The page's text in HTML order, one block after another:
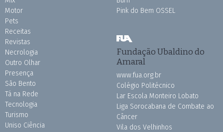
Motor
Pets
Receitas
Revistas
Necrologia
Outro Olhar
Presença
São Bento
Tá na Rede
Tecnologia
Turismo
Uniso Ciência
Pink do Bem OSSEL
Fundação Ubaldino do
Amaral
www.fua.org.br
Colégio Politécnico
Lar Escola Monteiro Lobato
Liga Sorocabana de Combate ao
Câncer
Vila dos Velhinhos